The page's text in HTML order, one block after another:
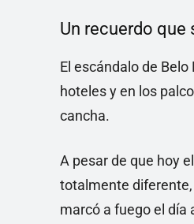
Un recuerdo que
El escándalo de
hoteles y en los
cancha.
A pesar de que hoy
totalmente
marcó a fuego el día